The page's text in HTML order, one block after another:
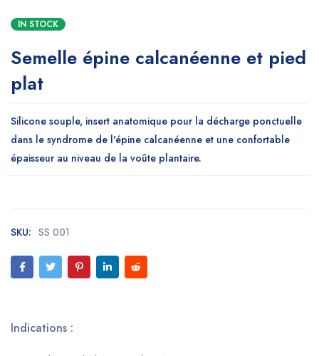
IN STOCK
Semelle épine calcanéenne et pied
plat
Silicone souple, insert anatomique pour la décharge ponctuelle
dans le syndrome de l'épine calcanéenne et une confortable
épaisseur au niveau de la voûte plantaire.
SKU: SS 001
Indications :